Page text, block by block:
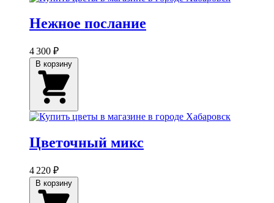
Нежное послание
4 300 ₽
Цветочный микс
4 220 ₽